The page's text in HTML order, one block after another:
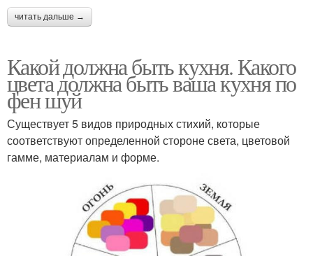
читать дальше →
Какой должна быть кухня. Какого
цвета должна быть ваша кухня по
фен шуй
Существует 5 видов природных стихий, которые
соответствуют определенной стороне света, цветовой
гамме, материалам и форме.